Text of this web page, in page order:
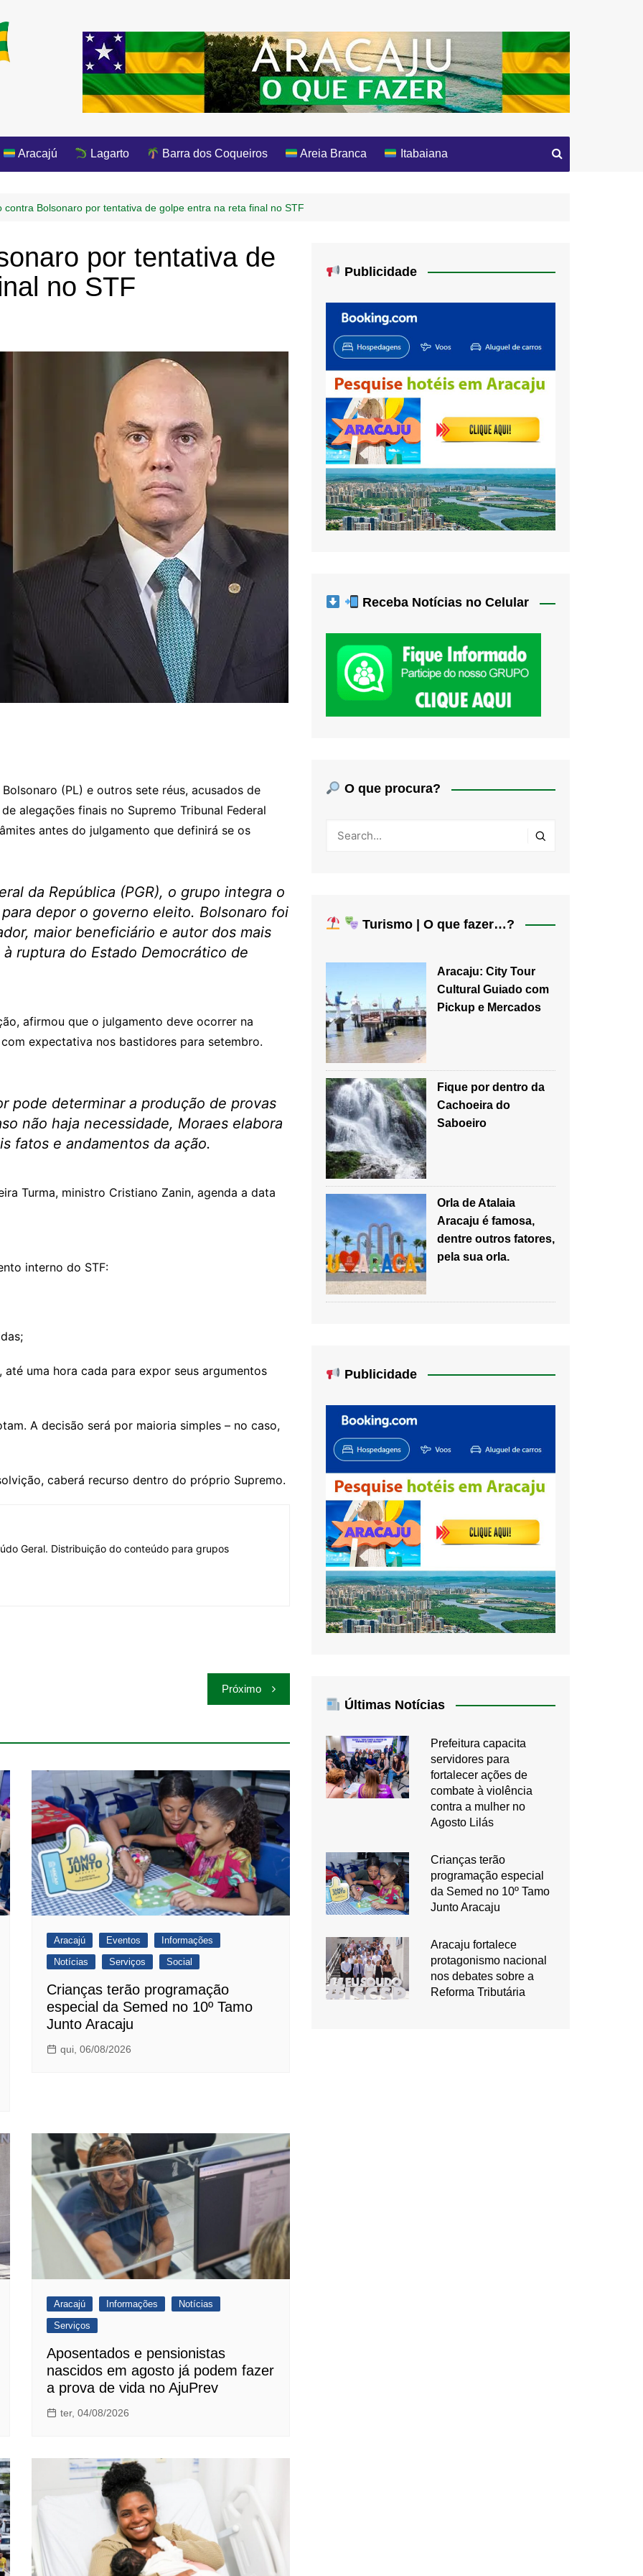
Aracajú Lagarto Barra dos Coqueiros Areia Branca Itabaiana
contra Bolsonaro por tentativa de golpe entra na reta final no STF
por tentativa de
no STF
(PL) e outros sete réus, acusados de
alegações finais no Supremo Tribunal Federal
antes do julgamento que definirá se os
da República (PGR), o grupo integra o
depor o governo eleito. Bolsonaro foi
maior beneficiário e autor dos mais
ruptura do Estado Democrático de
afirmou que o julgamento deve ocorrer na
expectativa nos bastidores para setembro.
pode determinar a produção de provas
não haja necessidade, Moraes elabora
fatos e andamentos da ação.
Turma, ministro Cristiano Zanin, agenda a data
interno do STF:
uma hora cada para expor seus argumentos
A decisão será por maioria simples – no caso,
caberá recurso dentro do próprio Supremo.
Geral. Distribuição do conteúdo para grupos
Próximo
Aracajú Eventos
Informações
Notícias
Serviços Social
Crianças terão programação
especial da Semed no 10º Tamo
Junto Aracaju
qui, 06/08/2026
Aracajú Informações
Notícias
Serviços
Aposentados e pensionistas
nascidos em agosto já podem fazer
a prova de vida no AjuPrev
ter, 04/08/2026
Publicidade
Receba Notícias no Celular
O que procura?
Turismo | O que fazer…?
Aracaju: City Tour
Cultural Guiado com
Pickup e Mercados
Fique por dentro da
Cachoeira do
Saboeiro
Orla de Atalaia
Aracaju é famosa,
dentre outros fatores,
pela sua orla.
Publicidade
Últimas Notícias
Prefeitura capacita
servidores para
fortalecer ações de
combate à violência
contra a mulher no
Agosto Lilás
Crianças terão
programação especial
da Semed no 10º Tamo
Junto Aracaju
Aracaju fortalece
protagonismo nacional
nos debates sobre a
Reforma Tributária